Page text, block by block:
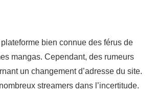
bien connue des férus de
mangas. Cependant, des rumeurs
un changement d’adresse du site.
streamers dans l’incertitude.